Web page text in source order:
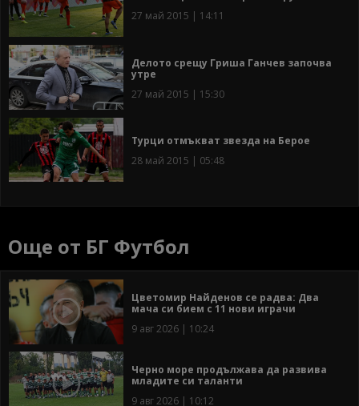
27 май 2015 | 14:11
Делото срещу Гриша Ганчев започва
утре
27 май 2015 | 15:30
Турци отмъкват звезда на Берое
28 май 2015 | 05:48
Още от БГ Футбол
Цветомир Найденов се радва: Два
мача си бием с 11 нови играчи
9 авг 2026 | 10:24
Черно море продължава да развива
младите си таланти
9 авг 2026 | 10:12